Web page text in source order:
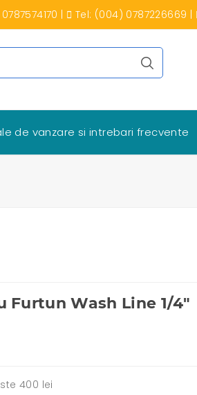
Tel: (004) 0787226669
de vanzare si intrebari frecvente
Furtun Wash Line 1/4"
400 lei